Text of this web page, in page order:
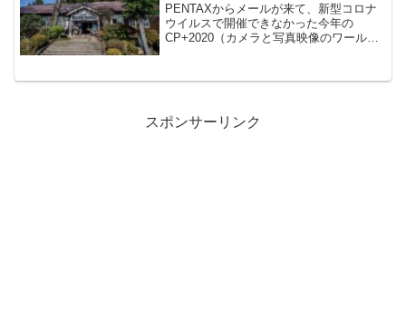
PENTAXからメールが来て、新型コロナ
ウイルスで開催できなかった今年の
CP+2020（カメラと写真映像のワールド
ング（株）のHPに掲載されている案内が
スポンサーリンク